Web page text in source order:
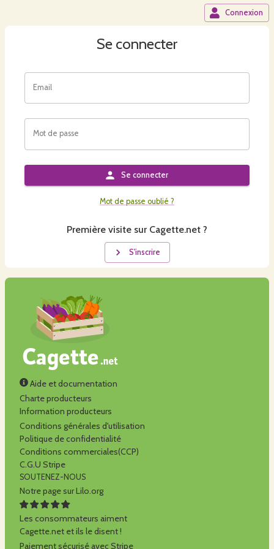
Connexion
Se connecter
Email
Mot de passe
Se connecter
Mot de passe oublié ?
Première visite sur Cagette.net ?
S'inscrire
Aide et documentation
Charte producteurs
Information producteurs
Conditions générales d'utilisation
Politique de confidentialité
Conditions commerciales(CCP)
C.G.U Stripe
SOUTENEZ-NOUS
Notre page sur Lilo.org
Les consommateurs aiment
Cagette.net et ils le disent !
Paiement sécurisé avec Stripe